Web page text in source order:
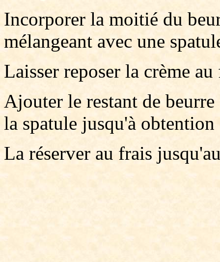
Incorporer la moitié du
mélangeant avec une
Laisser reposer la crème
Ajouter le restant de
la spatule jusqu'à obtention
La réserver au frais